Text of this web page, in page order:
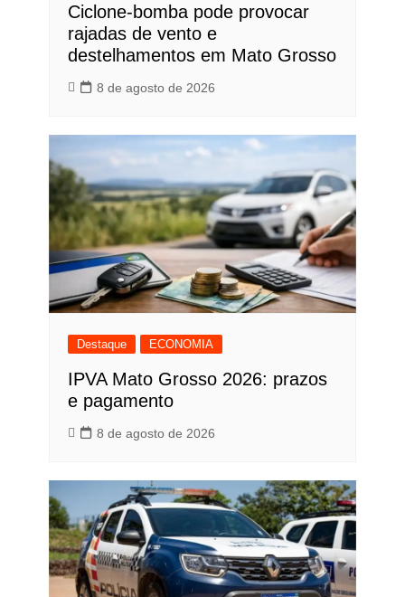
Ciclone-bomba pode provocar
rajadas de vento e
destelhamentos em Mato Grosso
8 de agosto de 2026
Destaque ECONOMIA
IPVA Mato Grosso 2026: prazos
e pagamento
8 de agosto de 2026